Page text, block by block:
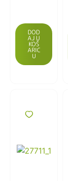
DOD
AJ U
KOŠ
ARIC
U